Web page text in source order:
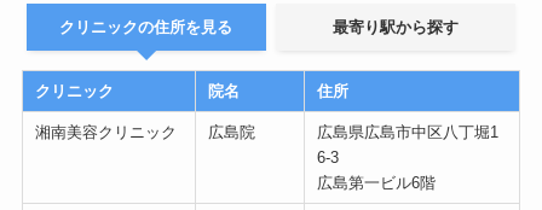
クリニックの住所を見る 最寄り駅から探す
クリニック 院名 住所
湘南美容クリニック 広島院
広島県広島市中区八丁堀1
6-3
広島第一ビル6階